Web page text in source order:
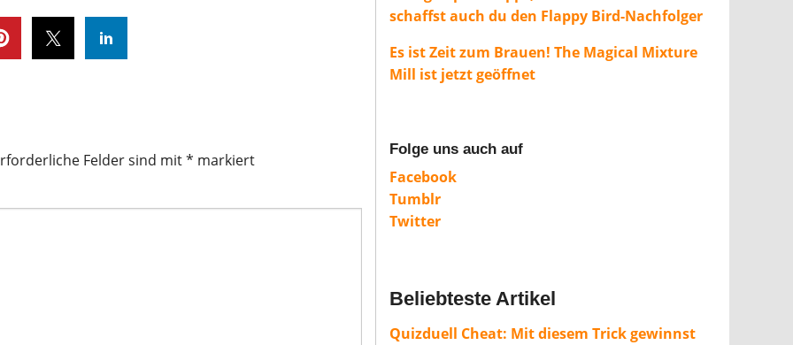
Felder sind mit* markiert
schaffst auch du den Flappy Bird-Nachfolger
Es ist Zeit zum Brauen! The Magical Mixture
Mill ist jetzt geöffnet
Folge uns auch auf
Facebook
Tumblr
Twitter
Beliebteste Artikel
Quizduell Cheat: Mit diesem Trick gewinnst